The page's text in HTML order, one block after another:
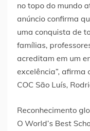
no topo do mundo
anúncio confirma
uma conquista de
famílias,
acreditam em um
excelência”, afirma
COC São Luís,
Reconhecimento
O World’s Best